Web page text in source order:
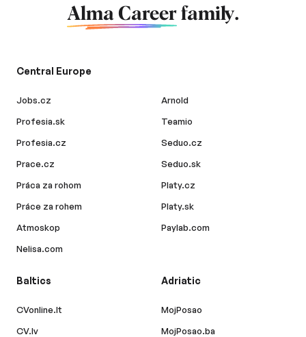
Alma Career family.
Central Europe
Jobs.cz
Profesia.sk
Profesia.cz
Prace.cz
Práca za rohom
Práce za rohem
Atmoskop
Nelisa.com
Arnold
Teamio
Seduo.cz
Seduo.sk
Platy.cz
Platy.sk
Paylab.com
Baltics
CVonline.lt
CV.lv
Adriatic
MojPosao
MojPosao.ba